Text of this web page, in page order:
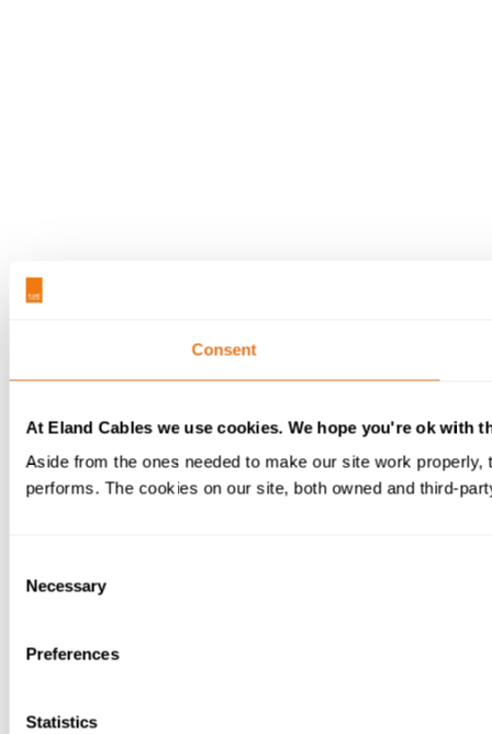
Consent
At Eland Cables we use cookies. We hope you're ok with
Aside from the ones needed to make our site work
performs. The cookies on our site, both owned and third-
Selection
Necessary
Preferences
Statistics